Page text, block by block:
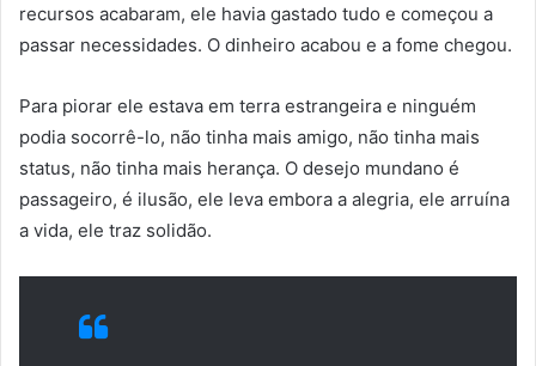
recursos acabaram, ele havia gastado tudo e começou a
passar necessidades. O dinheiro acabou e a fome chegou.
Para piorar ele estava em terra estrangeira e ninguém
podia socorrê-lo, não tinha mais amigo, não tinha mais
status, não tinha mais herança. O desejo mundano é
passageiro, é ilusão, ele leva embora a alegria, ele arruína
a vida, ele traz solidão.